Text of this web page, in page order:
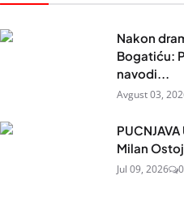
Nakon
Bogatiću:
navodi...
Avgust 03,
Milan
Jul 09, 2026 0